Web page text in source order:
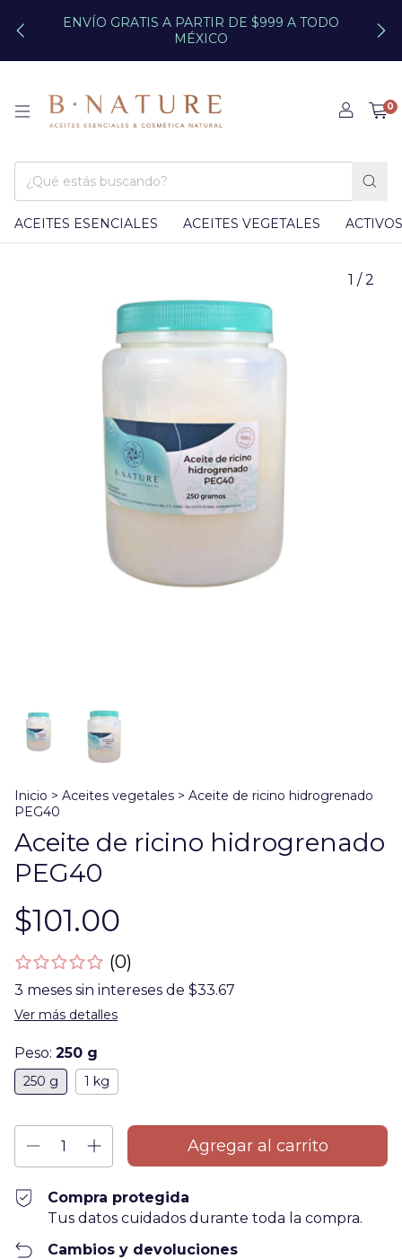
ENVÍO GRATIS A PARTIR DE $999 A TODO
MÉXICO
0
ACEITES ESENCIALES ACEITES VEGETALES
1 /2
Inicio > Aceites vegetales > Aceite de ricino hidrogrenado
PEG40
Aceite de ricino hidrogrenado
PEG40
$101.00
(0)
3 meses sin intereses de $33.67
Ver más detalles
Peso: 250 g
250 g 1 kg
Compra protegida
Tus datos cuidados durante toda la compra.
Cambios y devoluciones